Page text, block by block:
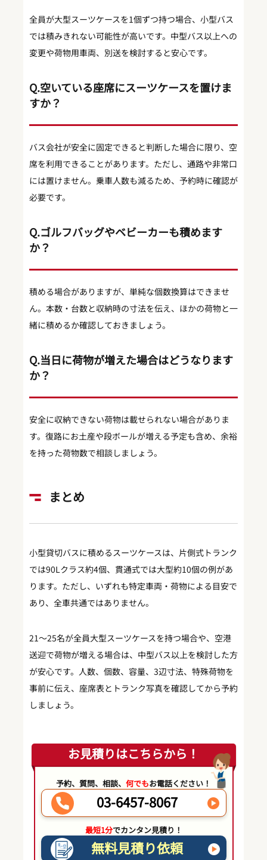
全員が大型スーツケースを1個ずつ持つ場合、小型バス
では積みきれない可能性が高いです。中型バス以上への
変更や荷物用車両、別送を検討すると安心です。
Q.空いている座席にスーツケースを置けま
すか？
バス会社が安全に固定できると判断した場合に限り、空
席を利用できることがあります。ただし、通路や非常口
には置けません。乗車人数も減るため、予約時に確認が
必要です。
Q.ゴルフバッグやベビーカーも積めます
か？
積める場合がありますが、単純な個数換算はできませ
ん。本数・台数と収納時の寸法を伝え、ほかの荷物と一
緒に積めるか確認しておきましょう。
Q.当日に荷物が増えた場合はどうなります
か？
安全に収納できない荷物は載せられない場合がありま
す。復路にお土産や段ボールが増える予定も含め、余裕
を持った荷物数で相談しましょう。
まとめ
小型貸切バスに積めるスーツケースは、片側式トランク
では90Lクラス約4個、貫通式では大型約10個の例があ
ります。ただし、いずれも特定車両・荷物による目安で
あり、全車共通ではありません。
21〜25名が全員大型スーツケースを持つ場合や、空港
送迎で荷物が増える場合は、中型バス以上を検討した方
が安心です。人数、個数、容量、3辺寸法、特殊荷物を
事前に伝え、座席表とトランク写真を確認してから予約
しましょう。
お見積りはこちらから！
予約、質問、相談、 何でもお電話ください！
03-6457-8067
最短1分でカンタン見積り！
無料見積り依頼